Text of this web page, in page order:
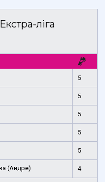
ліга
5
5
5
5
5
(Андре) 4